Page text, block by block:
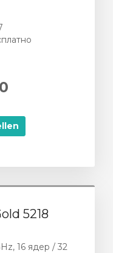
5218
16 ядер / 32